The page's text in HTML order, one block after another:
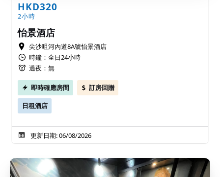
HKD320
2小時
怡景酒店
尖沙咀河內道8A號怡景酒店
時鐘：全日24小時
過夜：無
即時確應房間 訂房回贈
日租酒店
更新日期: 06/08/2026